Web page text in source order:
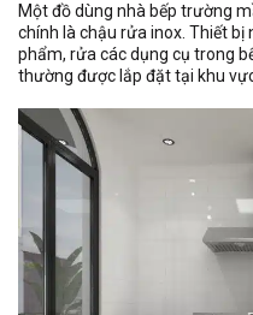
Một đồ dùng nhà bếp trường
chính là chậu rửa inox. Thiết bị
phẩm, rửa các dụng cụ trong
thường được lắp đặt tại khu